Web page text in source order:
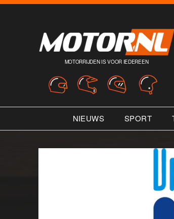
MOTORRIJDEN IS VOOR IEDEREEN
NIEUWS SPORT